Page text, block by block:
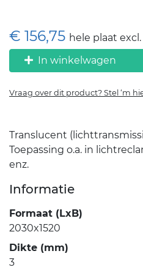
€ 156,75 hele plaat excl.
In winkelwagen
Vraag over dit product? Stel ‘m
Translucent
Toepassing o.a. in
enz.
Informatie
Formaat (LxB)
2030x1520
Dikte (mm)
3